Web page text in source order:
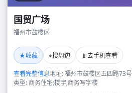
国贸广场
福州市鼓楼区
★收藏 ⌖搜周边 📱 去手机查看
查看完整信息地址: 福州市鼓楼区五四路73号
类型: 商务住宅;楼宇;商务写字楼